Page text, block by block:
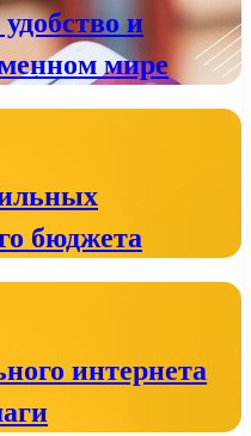
и
мире
бюджета
интернета